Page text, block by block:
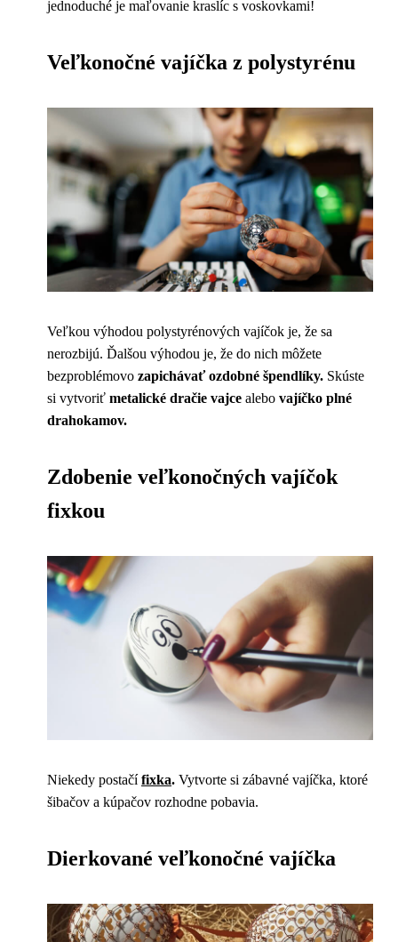
jednoduché je maľovanie kraslíc s voskovkami!
Veľkonočné vajíčka z polystyrénu
Veľkou výhodou polystyrénových vajíčok je, že sa
nerozbijú. Ďalšou výhodou je, že do nich môžete
bezproblémovo zapichávať ozdobné špendlíky. Skúste
si vytvoriť metalické dračie vajce alebo vajíčko plné
drahokamov.
Zdobenie veľkonočných vajíčok
fixkou
Niekedy postačífixka. Vytvorte si zábavné vajíčka, ktoré
šibačov a kúpačov rozhodne pobavia.
Dierkované veľkonočné vajíčka